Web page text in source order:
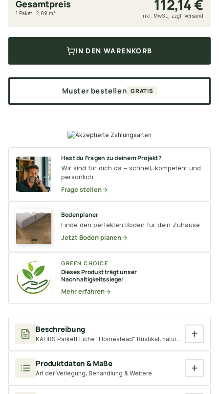
Beschreibung
KAHRS Parkett Eiche "Homestead" Rustikal, naturgeölt,
Produktdaten & Maße
Art der Verlegung, Behandlung & Weitere
Gesamtpreis 112,14 €
1 Paket · 2,89 m² inkl. MwSt., zzgl. Versand
IN DEN WARENKORB
Muster bestellen GRATIS
Hast du Fragen zu deinem Projekt?
Wir sind für dich da – schnell, kompetent und
persönlich.
Frage stellen
Bodenplaner
Finde den perfekten Boden für dein Zuhause
Jetzt Boden planen
GREEN CHOICE
Dieses Produkt trägt unser
Nachhaltigkeitssiegel
Mehr erfahren